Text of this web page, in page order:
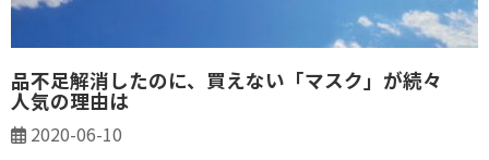
品不足解消したのに、買えない「マスク」が続々
人気の理由は
2020-06-10